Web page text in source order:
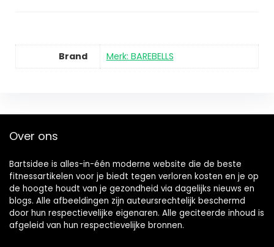
Brand Merk: BAREBELLS
Over ons
Bartsidee is alles-in-één moderne website die de beste
fitnessartikelen voor je biedt tegen verloren kosten en je op
de hoogte houdt van je gezondheid via dagelijks nieuws en
blogs. Alle afbeeldingen zijn auteursrechtelijk beschermd
door hun respectievelijke eigenaren. Alle geciteerde inhoud is
afgeleid van hun respectievelijke bronnen.